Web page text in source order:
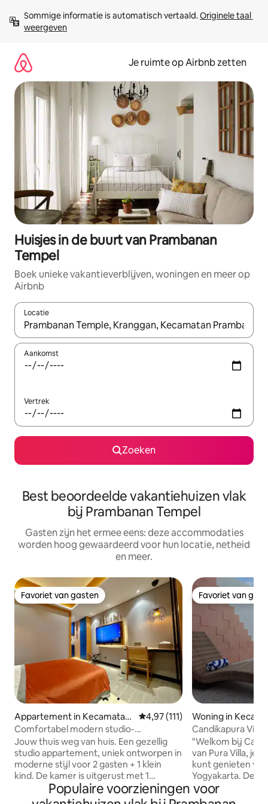
direct
naar
Sommige informatie is automatisch vertaald. Originele taal
weergeven
Je ruimte op Airbnb zetten
Huisjes in de buurt van Prambanan
Tempel
Boek unieke vakantieverblijven, woningen en meer op
Airbnb
Locatie
Wanneer er suggesties beschikbaar zijn, maak je een keuze
Aankomst
Vertrek
Zoeken
Best beoordeelde vakantiehuizen vlak
bij Prambanan Tempel
Gasten zijn het ermee eens: deze accommodaties
worden hoog gewaardeerd voor hun locatie, netheid
en meer.
Favoriet van gasten
Favoriet van gasten
Appartement in Kecamatan
Ngaglik
Gemiddelde beoordeling van
4,97 (111)
Comfortabel modern studio-
appartement
Jouw thuis weg van huis. Een gezellig
studio appartement, uniek ontworpen in
moderne stijl voor 2 gasten + 1 klein
kind. De kamer is uitgerust met 1
queensize bed, een moderne badkamer,
een keuken met basis kookapparatuur
Favoriet van
Favoriet van
Woning in
n
Candikapura Villa,
privézwembad
"Welkom bij
van Pura Villa, je
kunt genieten
Yogyakarta. Deze
slaapkamers met
badkamers met
Populaire voorzieningen voor